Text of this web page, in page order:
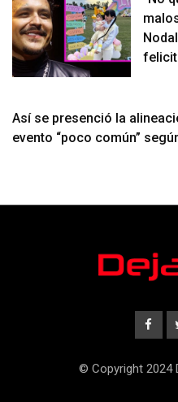
Así se presenció la
evento “poco común”
© Copyright 2024